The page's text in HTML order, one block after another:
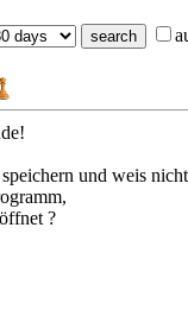
und weis
?